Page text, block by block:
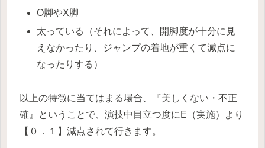
O脚やX脚
太っている（それによって、開脚度が十分に見
えなかったり、ジャンプの着地が重くて減点に
なったりする）
以上の特徴に当てはまる場合、『美しくない・不正
確』ということで、演技中目立つ度にE（実施）より
【０．１】減点されて行きます。